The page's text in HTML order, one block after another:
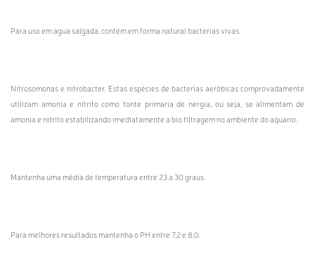
Para uso em agua salgada, contém em forma natural bacterias vivas.
Nitrosomonas e nitrobacter. Estas espécies de bacterias aeróbicas comprovadamente
utilizam amonia e nitrito como fonte primaria de nergia, ou seja, se alimentam de
amonia e nitrito estabilizando imediatamente a bio filtragem no ambiente do aquario.
Mantenha uma média de temperatura entre 23 a 30 graus.
Para melhores resultados mantenha o PH entre 7,2 e 8,0.